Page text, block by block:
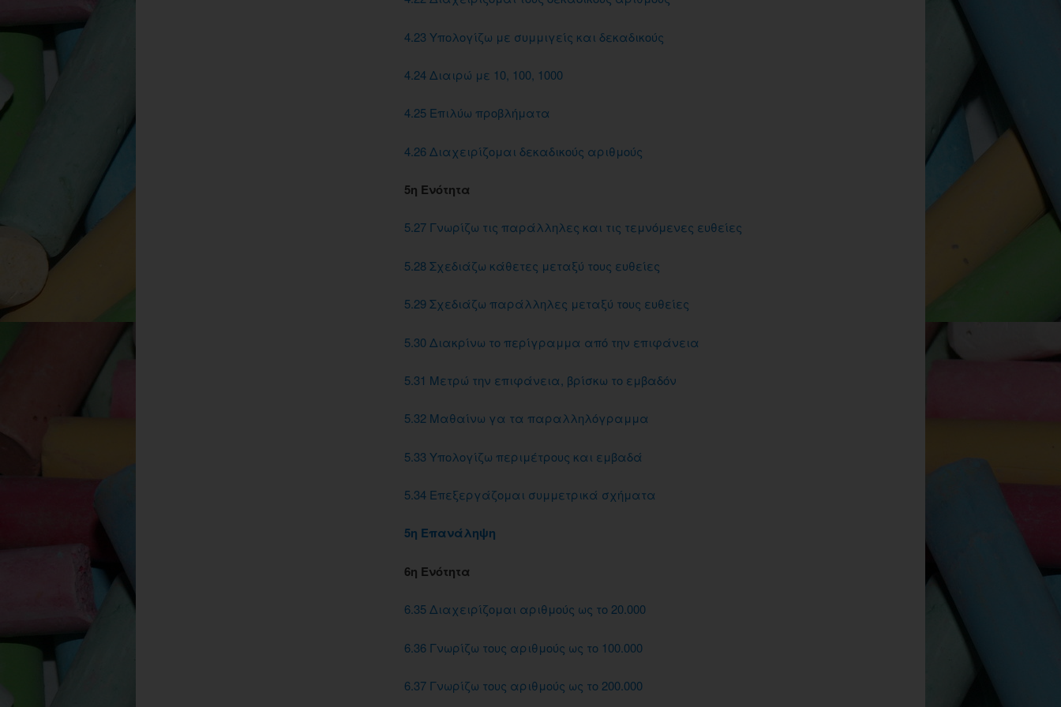
4.23 Υπολογίζω με συμμιγείς και δεκαδικούς
4.24 Διαιρώ με 10, 100, 1000
4.25 Επιλύω προβλήματα
4.26 Διαχειρίζομαι δεκαδικούς αριθμούς
5η Ενότητα
5.27 Γνωρίζω τις παράλληλες και τις τεμνόμενες ευθείες
5.28 Σχεδιάζω κάθετες μεταξύ τους ευθείες
5.29 Σχεδιάζω παράλληλες μεταξύ τους ευθείες
5.30 Διακρίνω το περίγραμμα από την επιφάνεια
5.31 Μετρώ την επιφάνεια, βρίσκω το εμβαδόν
5.32 Μαθαίνω γα τα παραλληλόγραμμα
5.33 Υπολογίζω περιμέτρους και εμβαδά
5.34 Επεξεργάζομαι συμμετρικά σχήματα
5η Επανάληψη
6η Ενότητα
6.35 Διαχειρίζομαι αριθμούς ως το 20.000
6.36 Γνωρίζω τους αριθμούς ως το 100.000
6.37 Γνωρίζω τους αριθμούς ως το 200.000